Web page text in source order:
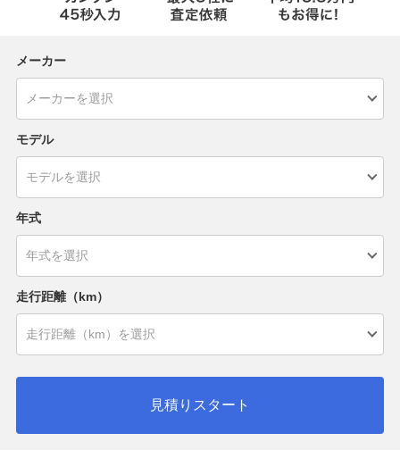
メーカー
モデル
年式
走行距離（km）
見積りスタート